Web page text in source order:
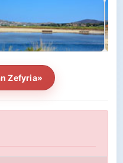
Zefyria»